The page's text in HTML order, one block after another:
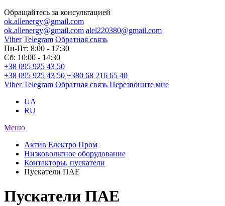
Обращайтесь за консультацией
ok.allenergy@gmail.com
ok.allenergy@gmail.com alel220380@gmail.com
Viber Telegram Обратная связь
Пн-Пт: 8:00 - 17:30
Сб: 10:00 - 14:30
+38 095 925 43 50
+38 095 925 43 50 +380 68 216 65 40
Viber Telegram Обратная связь Перезвоните мне
UA
RU
Меню
Актив Електро Пром
Низковольтное оборудование
Контакторы, пускатели
Пускатели ПАЕ
Пускатели ПАЕ